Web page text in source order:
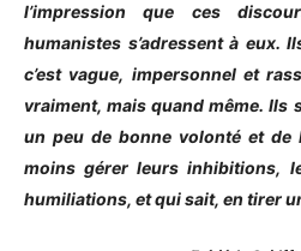
l’impression que ces
humanistes s’adressent à eux.
c’est vague, impersonnel et
vraiment, mais quand même. Ils
un peu de bonne volonté et
moins gérer leurs inhibitions,
humiliations, et qui sait, en tirer